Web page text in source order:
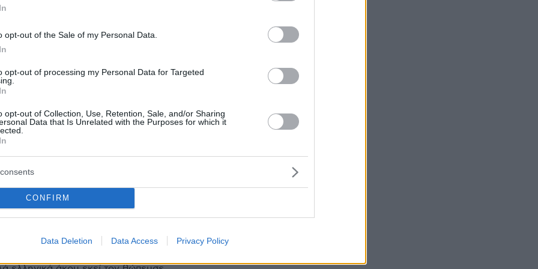
opt-out of the Sale of my Personal Data.
opt-out of processing my Personal Data for Targeted
opt-out of Collection, Use, Retention, Sale, and/or Sharing
Data that Is Unrelated with the Purposes for which it
CONFIRM
Data Deletion Data Access Privacy Policy
γιατρός προέβη σε γενετήσια πράξη σε
οδηγήθηκε στον αρμόδιο Εισαγγελέα.
protothema.gr στο Google Newsκαι μάθετε πρώτοι
στο
(4)